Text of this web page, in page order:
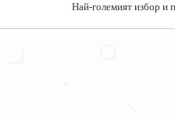
Най-големият избор и